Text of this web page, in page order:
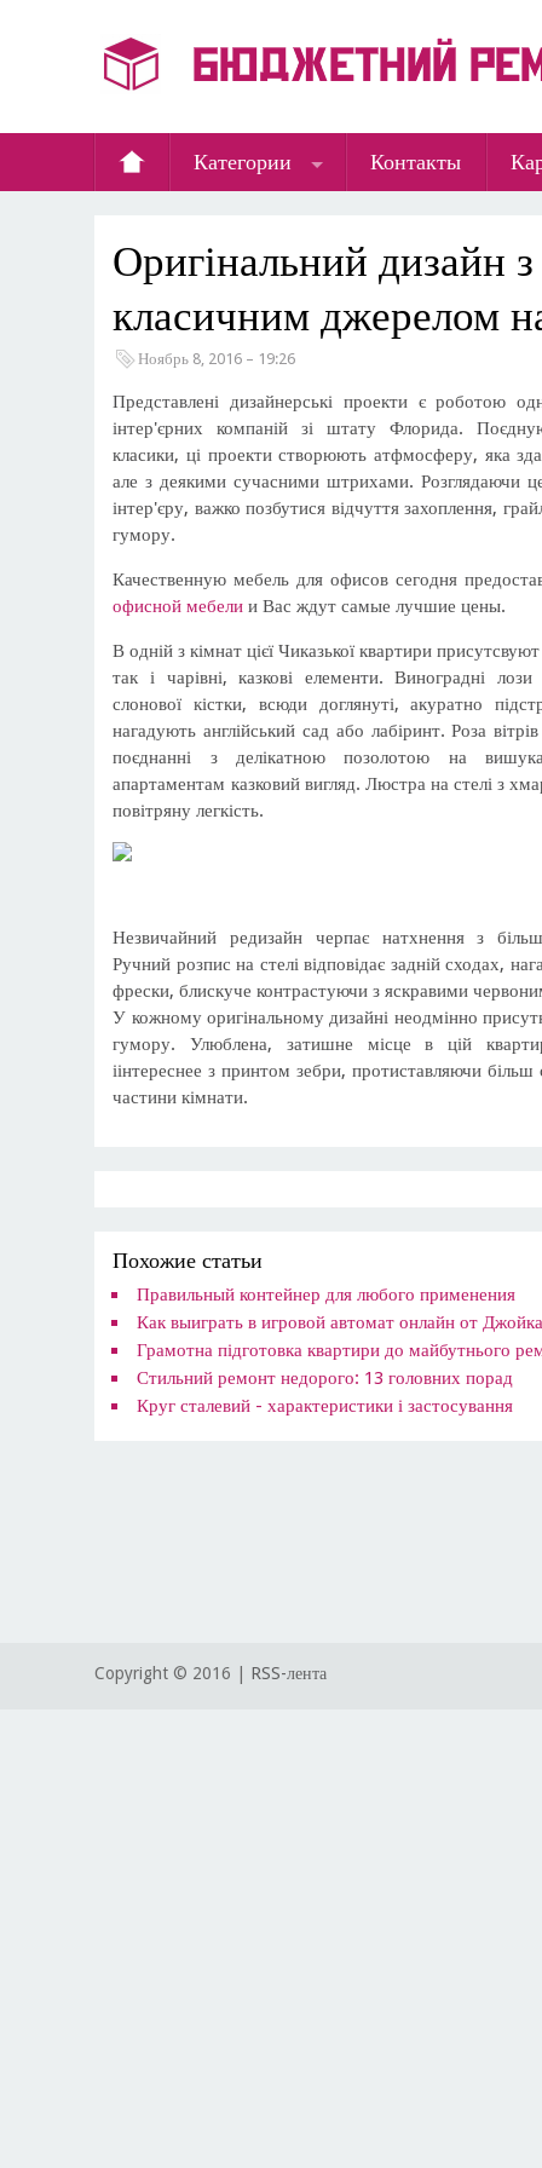
Категории Контакты
Оригінальний дизайн з
класичним джерелом
Ноябрь 8, 2016 – 19:26
Представлені дизайнерські проекти є роботою
інтер'єрних компаній зі штату Флорида.
класики, ці проекти створюють атфмосферу, яка
але з деякими сучасними штрихами. Розглядаючи
інтер'єру, важко позбутися відчуття захоплення,
гумору.
Качественную мебель для офисов сегодня
офисной мебели и Вас ждут самые лучшие цены.
В одній з кімнат цієї Чиказької квартири
так і чарівні, казкові елементи. Виноградні
слонової кістки, всюди доглянуті, акуратно
нагадують англійський сад або лабіринт. Роза
поєднанні з делікатною позолотою на
апартаментам казковий вигляд. Люстра на стелі з
повітряну легкість.
Незвичайний редизайн черпає натхнення з
Ручний розпис на стелі відповідає задній сходах,
фрески, блискуче контрастуючи з яскравими
У кожному оригінальному дизайні неодмінно
гумору. Улюблена, затишне місце в цій
іінтереснее з принтом зебри, протиставляючи
частини кімнати.
Похожие статьи
Правильный контейнер для любого применения
Как выиграть в игровой автомат онлайн от
Грамотна підготовка квартири до майбутнього
Стильний ремонт недорого: 13 головних порад
Круг сталевий - характеристики і застосування
Copyright © 2016 | RSS-лента